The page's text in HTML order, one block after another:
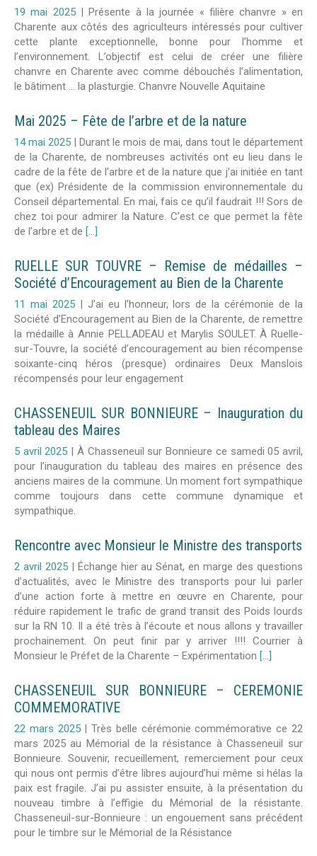
19 mai 2025 |Présente à la journée « filière chanvre » en
Charente aux côtés des agriculteurs intéressés pour cultiver
cette plante exceptionnelle, bonne pour l’homme et
l’environnement. L’objectif est celui de créer une filière
chanvre en Charente avec comme débouchés l’alimentation,
le bâtiment … la plasturgie. Chanvre Nouvelle Aquitaine
Mai 2025 – Fête de l’arbre et de la nature
14 mai 2025 | Durant le mois de mai, dans tout le département
de la Charente, de nombreuses activités ont eu lieu dans le
cadre de la fête de l’arbre et de la nature que j’ai initiée en tant
que (ex) Présidente de la commission environnementale du
Conseil départemental. En mai, fais ce qu’il faudrait !!! Sors de
chez toi pour admirer la Nature. C’est ce que permet la fête
de l’arbre et de [...]
RUELLE SUR TOUVRE – Remise de médailles –
Société d’Encouragement au Bien de la Charente
11 mai 2025 | J’ai eu l’honneur, lors de la cérémonie de la
Société d’Encouragement au Bien de la Charente, de remettre
la médaille à Annie PELLADEAU et Marylis SOULET. À Ruelle-
sur-Touvre, la société d’encouragement au bien récompense
soixante-cinq héros (presque) ordinaires Deux Manslois
récompensés pour leur engagement
CHASSENEUIL SUR BONNIEURE – Inauguration du
tableau des Maires
5 avril 2025 | À Chasseneuil sur Bonnieure ce samedi 05 avril,
pour l’inauguration du tableau des maires en présence des
anciens maires de la commune. Un moment fort sympathique
comme toujours dans cette commune dynamique et
sympathique.
Rencontre avec Monsieur le Ministre des transports
2 avril 2025 | Échange hier au Sénat, en marge des questions
d’actualités, avec le Ministre des transports pour lui parler
d’une action forte à mettre en œuvre en Charente, pour
réduire rapidement le trafic de grand transit des Poids lourds
sur la RN 10. Il a été très à l’écoute et nous allons y travailler
prochainement. On peut finir par y arriver !!!! Courrier à
Monsieur le Préfet de la Charente – Expérimentation [...]
CHASSENEUIL SUR BONNIEURE – CEREMONIE
COMMEMORATIVE
22 mars 2025 |Très belle cérémonie commémorative ce 22
mars 2025 au Mémorial de la résistance à Chasseneuil sur
Bonnieure. Souvenir, recueillement, remerciement pour ceux
qui nous ont permis d’être libres aujourd’hui même si hélas la
paix est fragile. J’ai pu assister ensuite, à la présentation du
nouveau timbre à l’effigie du Mémorial de la résistante.
Chasseneuil-sur-Bonnieure : un engouement sans précédent
pour le timbre sur le Mémorial de la Résistance